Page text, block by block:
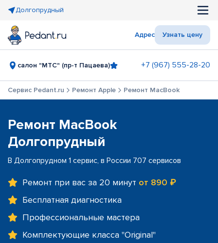
Долгопрудный
Адрес Узнать цену
салон "МТС" (пр-т Пацаева) +7 (967) 555-28-20
Сервис Pedant.ru Ремонт Apple Ремонт MacBook
Ремонт MacBook
Долгопрудный
В Долгопрудном 1 сервис, в России 707 сервисов
Ремонт при вас за 20 минут от 890 ₽
Бесплатная диагностика
Профессиональные мастера
Комплектующие класса "Original"